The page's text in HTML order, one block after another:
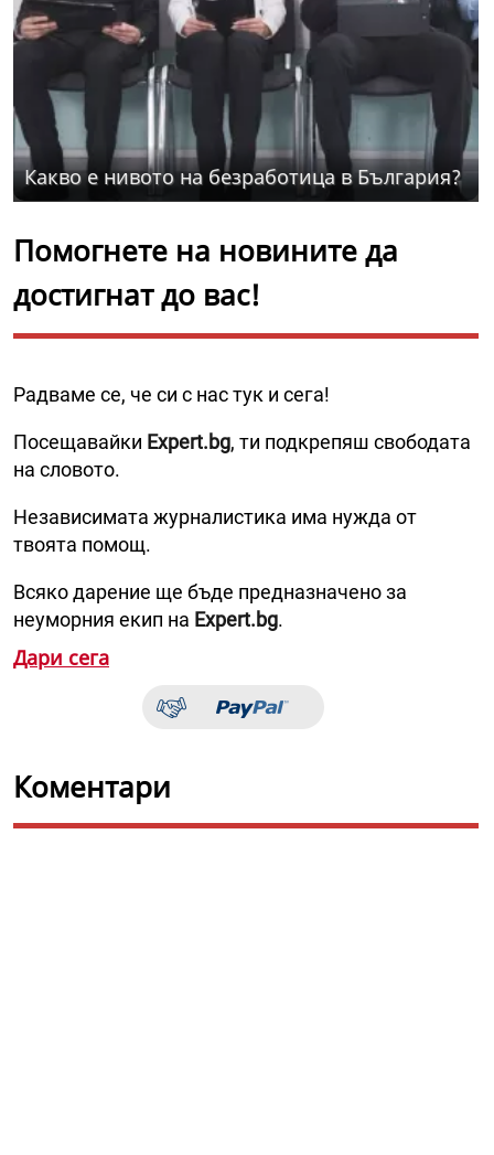
Какво е нивото на безработица в България?
Помогнете на новините да
достигнат до вас!
Радваме се, че си с нас тук и сега!
Посещавайки Expert.bg, ти подкрепяш свободата
на словото.
Независимата журналистика има нужда от
твоята помощ.
Всяко дарение ще бъде предназначено за
неуморния екип на Expert.bg.
Дари сега
Коментари